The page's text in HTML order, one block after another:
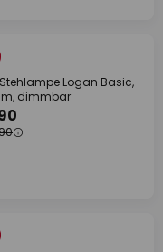
Logan Basic,
dimmbar